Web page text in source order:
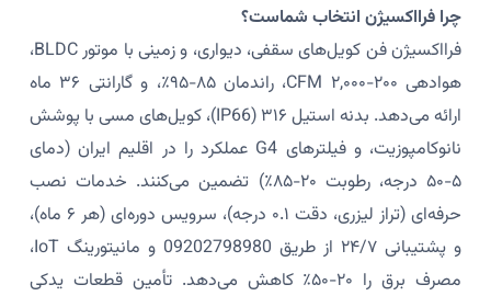
چرا فرااکسیژن انتخاب شماست؟
فرااکسیژن فن کویل‌های سقفی، دیواری، و زمینی با موتور BLDC،
هوادهی ۲۰۰-۲,۰۰۰ CFM، راندمان ۸۵-۹۵٪، و گارانتی ۳۶ ماه
ارائه می‌دهد. بدنه استیل ۳۱۶ (IP66)، کویل‌های مسی با پوشش
نانوکامپوزیت، و فیلترهای G4 عملکرد را در اقلیم ایران (دمای
۵-۵۰ درجه، رطوبت ۲۰-۸۵٪) تضمین می‌کنند. خدمات نصب
حرفه‌ای (تراز لیزری، دقت ۰.۱ درجه)، سرویس دوره‌ای (هر ۶ ماه)،
و پشتیبانی ۲۴/۷ از طریق 09202798980 و مانیتورینگ IoT،
مصرف برق را ۲۰-۵۰٪ کاهش می‌دهد. تأمین قطعات یدکی